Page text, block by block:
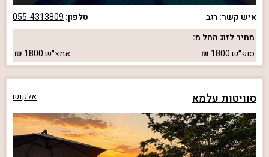
איש קשר: רגב טלפון: 055-4313809
מחיר לזוג החל מ:
סופ״ש1800 אמצ״ש1800
סוויטות עלמא אלקוש